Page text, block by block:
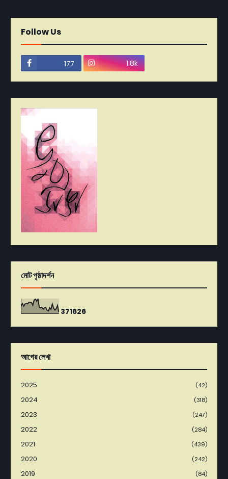
Follow Us
177 1.8k
মোট পৃষ্ঠাদর্শন
371626
আগের লেখা
2025 (42)
2024 (318)
2023 (247)
2022 (284)
2021 (439)
2020 (242)
2019 (84)